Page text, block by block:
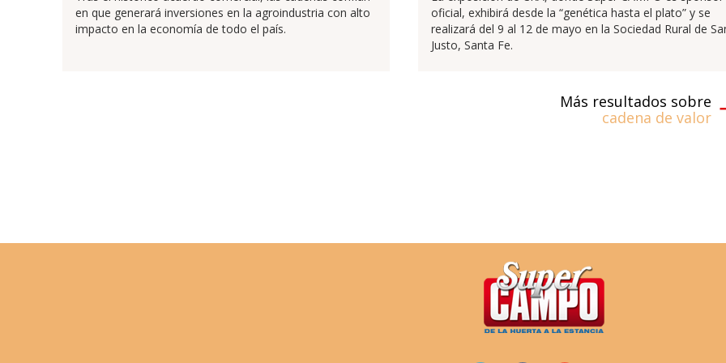
en que generará inversiones en la agroindustria con alto
impacto en la economía de todo el país.
oficial, exhibirá desde la “genética hasta el plato” y se
realizará del 9 al 12 de mayo en la Sociedad Rural de
Justo, Santa Fe.
Más resultados sobre
cadena de valor